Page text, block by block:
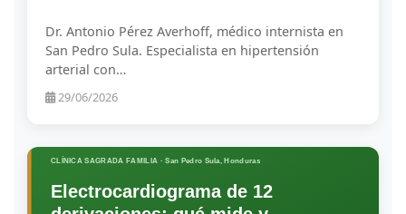
Dr. Antonio Pérez Averhoff, médico internista en
San Pedro Sula. Especialista en hipertensión
arterial con…
29/06/2026